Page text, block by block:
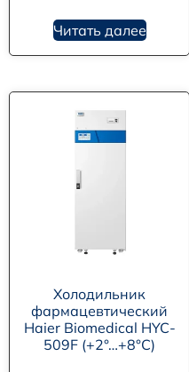
Читать далее
Холодильник
фармацевтический
Haier Biomedical HYC-
509F (+2°…+8°C)